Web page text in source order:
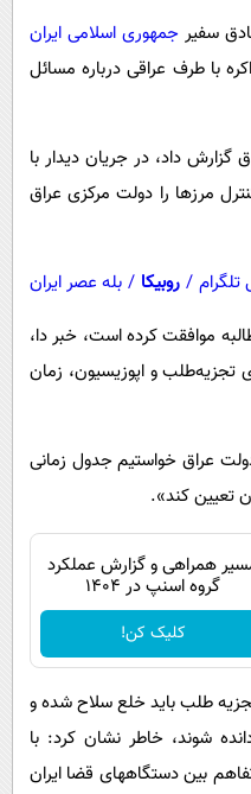
سفیر جمهوری اسلامی ایران
با طرف عراقی درباره مسائل
داد، در جریان دیدار با
مرزها را دولت مرکزی عراق
/ روبیکا / بله عصر ایران
موافقت کرده است، خبر دا،
و اپوزیسیون، زمان
عراق خواستیم جدول زمانی
تعیین کند».
همراهی و گزارش عملکرد
گروه اسنپ در ۱۴۰۴
کلیک کن!
طلب باید خلع سلاح شده و
شوند، خاطر نشان کرد: با
بین دستگاههای قضا ایران